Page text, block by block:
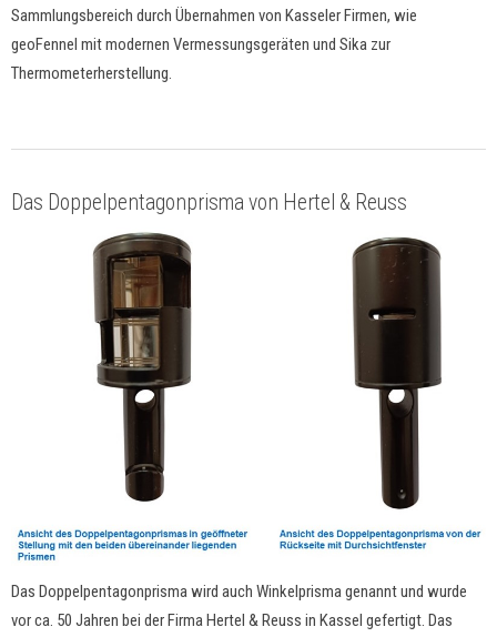
Sammlungsbereich durch Übernahmen von Kasseler Firmen, wie
geoFennel mit modernen Vermessungsgeräten und Sika zur
Thermometerherstellung.
Das Doppelpentagonprisma von Hertel & Reuss
Das Doppelpentagonprisma wird auch Winkelprisma genannt und wurde
vor ca. 50 Jahren bei der Firma Hertel & Reuss in Kassel gefertigt. Das